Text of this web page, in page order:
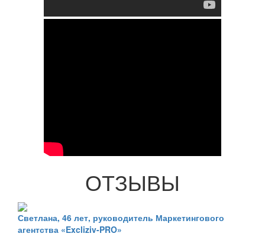
ОТЗЫВЫ
Светлана, 46 лет, руководитель Маркетингового
агентства «Excliziv-PRO»